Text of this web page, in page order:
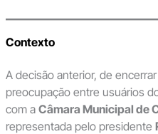
Contexto
A decisão anterior, de
preocupação entre usuários
com a Câmara Municipal de
representada pelo presidente